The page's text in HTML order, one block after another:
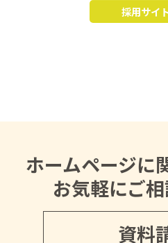
採用サイ
ホームページに
お気軽にご
資料